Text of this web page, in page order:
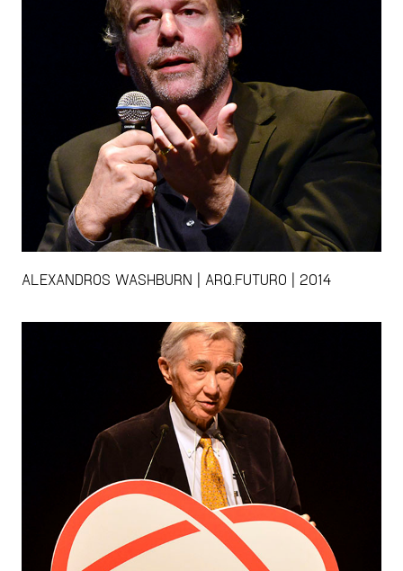
ALEXANDROS WASHBURN | ARQ.FUTURO | 2014